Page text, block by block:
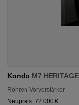
Kondo M7 HERITAGE
Röhren-Vorverstärker
Neupreis: 72.000 €